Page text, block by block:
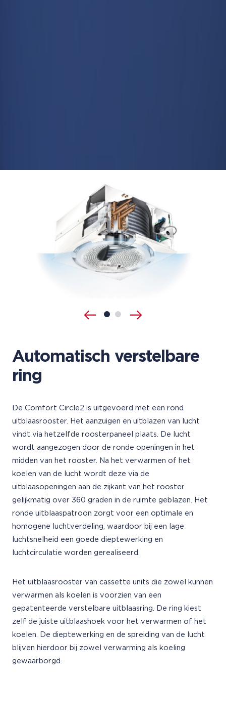
Automatisch verstelbare
ring
De Comfort Circle2 is uitgevoerd met een rond
uitblaasrooster. Het aanzuigen en uitblazen van lucht
vindt via hetzelfde roosterpaneel plaats. De lucht
wordt aangezogen door de ronde openingen in het
midden van het rooster. Na het verwarmen of het
koelen van de lucht wordt deze via de
uitblaasopeningen aan de zijkant van het rooster
gelijkmatig over 360 graden in de ruimte geblazen. Het
ronde uitblaaspatroon zorgt voor een optimale en
homogene luchtverdeling, waardoor bij een lage
luchtsnelheid een goede dieptewerking en
luchtcirculatie worden gerealiseerd.
Het uitblaasrooster van cassette units die zowel kunnen
verwarmen als koelen is voorzien van een
gepatenteerde verstelbare uitblaasring. De ring kiest
zelf de juiste uitblaashoek voor het verwarmen of het
koelen. De dieptewerking en de spreiding van de lucht
blijven hierdoor bij zowel verwarming als koeling
gewaarborgd.